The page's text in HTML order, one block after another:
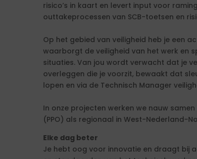
risico’s in kaart en levert input voor
outtakeprocessen van SCB-toetsen en
Op het gebied van veiligheid heb je een
waarborgt de veiligheid van het werk en
situaties. Van jou wordt verwacht dat je
overleggen die je voorzit, bewaakt dat
lopen en via de Technisch Manager
In onze projecten werken we nauw
(PPO) als regionaal in West-Nederland-
Elke dag beter
Je hebt oog voor innovatie en draagt bij